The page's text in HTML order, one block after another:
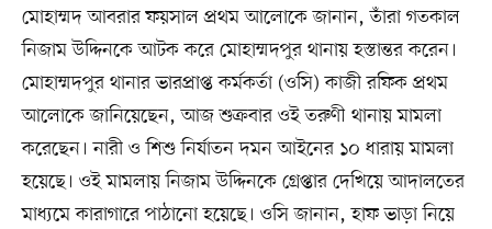
মোহাম্মদ আবরার ফয়সাল প্রথম আলোকে জানান, তাঁরা গতকাল
নিজাম উদ্দিনকে আটক করে মোহাম্মদপুর থানায় হস্তান্তর করেন।
মোহাম্মদপুর থানার ভারপ্রাপ্ত কর্মকর্তা (ওসি) কাজী রফিক প্রথম
আলোকে জানিয়েছেন, আজ শুক্রবার ওই তরুণী থানায় মামলা
করেছেন। নারী ও শিশু নির্যাতন দমন আইনের ১০ ধারায় মামলা
হয়েছে। ওই মামলায় নিজাম উদ্দিনকে গ্রেপ্তার দেখিয়ে আদালতের
মাধ্যমে কারাগারে পাঠানো হয়েছে। ওসি জানান, হাফ ভাড়া নিয়ে